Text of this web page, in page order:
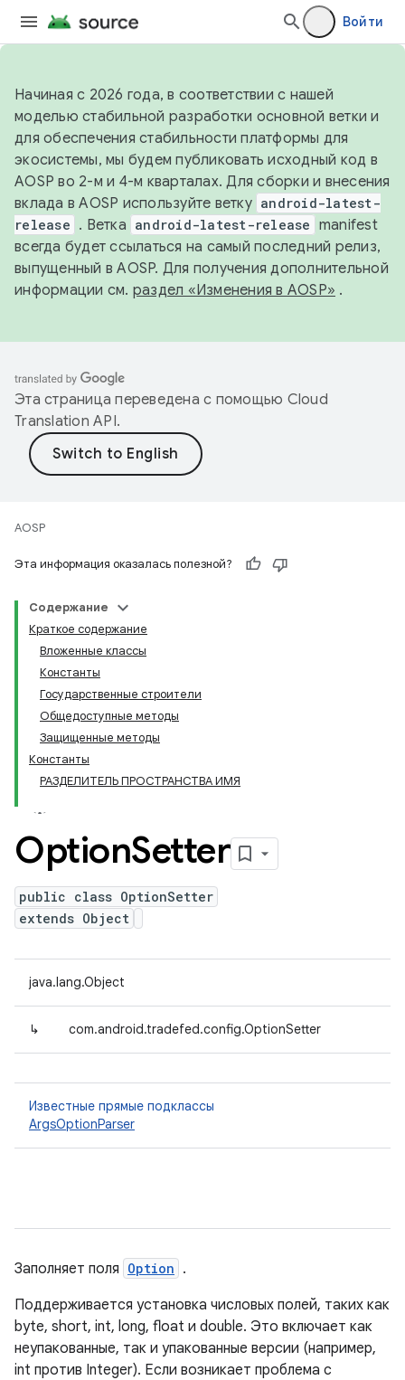
Войти
Начиная с 2026 года, в соответствии с нашей
моделью стабильной разработки основной ветки и
для обеспечения стабильности платформы для
экосистемы, мы будем публиковать исходный код в
AOSP во 2-м и 4-м кварталах. Для сборки и внесения
вклада в AOSP используйте ветку android-latest-
release . Ветка android-latest-release manifest
всегда будет ссылаться на самый последний релиз,
выпущенный в AOSP. Для получения дополнительной
информации см. раздел «Изменения в AOSP» .
Эта страница переведена с помощью Cloud
Translation API.
AOSP
Эта информация оказалась полезной?
Содержание
Краткое содержание
Вложенные классы
Константы
Государственные строители
Общедоступные методы
Защищенные методы
Константы
РАЗДЕЛИТЕЛЬ ПРОСТРАНСТВА ИМЯ
OptionSetter
public class OptionSetter
extends Object
java.lang.Object
↳ com.android.tradefed.config.OptionSetter
Известные прямые подклассы
ArgsOptionParser
Заполняет поля Option .
Поддерживается установка числовых полей, таких как
byte, short, int, long, float и double. Это включает как
неупакованные, так и упакованные версии (например,
int против Integer). Если возникает проблема с